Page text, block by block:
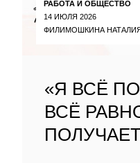
РАБОТА И ОБЩЕСТВО
14 ИЮЛЯ 2026
ФИЛИМОШКИНА
«Я ВСЁ
ВСЁ